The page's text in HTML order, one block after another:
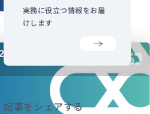
実務に役立つ情報をお届
けします
記事をシェアする